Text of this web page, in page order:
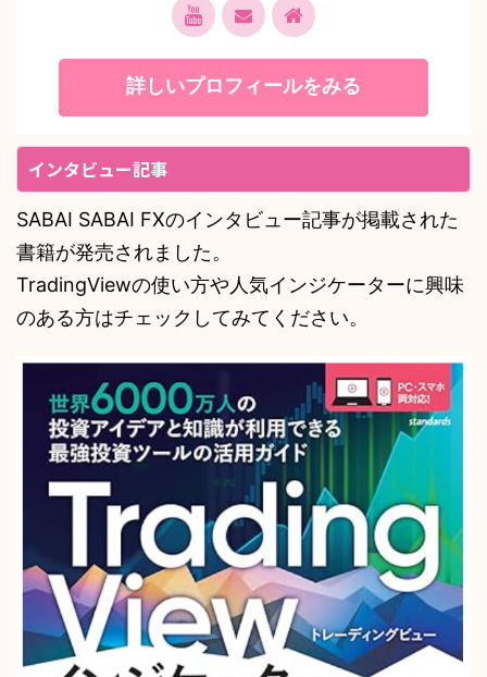
詳しいプロフィールをみる
インタビュー記事
SABAI SABAI FXのインタビュー記事が掲載された
書籍が発売されました。
TradingViewの使い方や人気インジケーターに興味
のある方はチェックしてみてください。